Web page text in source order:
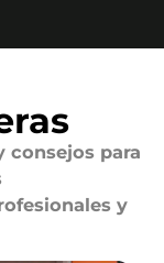
consejos para
y